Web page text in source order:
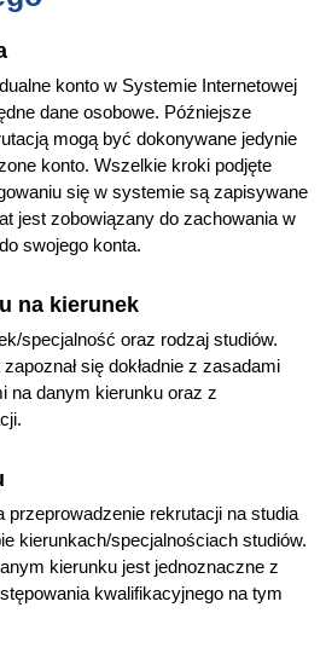
konto w Systemie Internetowej
dane osobowe. Późniejsze
mogą być dokonywane jedynie
konto. Wszelkie kroki podjęte
się w systemie są zapisywane
jest zobowiązany do zachowania w
swojego konta.
na kierunek
specjalność oraz rodzaj studiów.
się dokładnie z zasadami
na danym kierunku oraz z
przeprowadzenie rekrutacji na studia
kierunkach/specjalnościach studiów.
kierunku jest jednoznaczne z
kwalifikacyjnego na tym